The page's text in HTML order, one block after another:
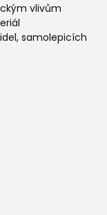
vlivům
samolepicích